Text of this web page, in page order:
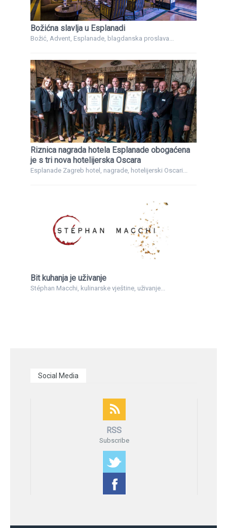
Božićna slavlja u Esplanadi
Božić, Advent, Esplanade, blagdanska proslava...
Riznica nagrada hotela Esplanade obogaćena
je s tri nova hotelijerska Oscara
Esplanade Zagreb hotel, nagrade, hotelijerski Oscari...
Bit kuhanja je uživanje
Stéphan Macchi, kulinarske vještine, uživanje...
Social Media
RSS
Subscribe